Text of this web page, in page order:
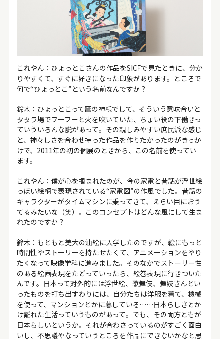
これやん：ひょっとこさんの作品をSICFで見たときに、分か
りやすくて、すぐに好きになった印象があります。ところで
何で“ひょっとこ”という名前なんですか？
鈴木：ひょっとこって竃の神様でして、そういう意味合いと
タタラ場でフーフーと火を吹いていた、ちょい役の下働きっ
ていういろんな説があって。その親しみやすい庶民派な感じ
と、神々しさを合わせ持った作品を作りたかったのがきっか
けで、2011年の初の個展のときから、この名前を使ってい
ます。
これやん：僕が心を掴まれたのが、今の家電と昔話が浮世絵
っぽい絵柄で表現されている“家電図”の作風でした。昔話の
キャラクターがタイムマシンに乗ってきて、えらい目におう
てるみたいな（笑）。このコンセプトはどんな風にして生ま
れたのですか？
鈴木：もともと美大の油絵に入学したのですが、絵にもっと
時間性やストーリーを持たせたくて、アニメーションをやり
たくなって映像学科に進みました。そのなかでストーリー性
のある絵画表現をたどっていったら、絵巻表現に行きついた
んです。日本って対外的には浮世絵、歌舞伎、舞妓さんとい
ったものを打ち出すわりには、自分たちは洋服を着て、機械
を使って、マンションとかに暮している……日本らしさとか
け離れた生活っていうものがあって。でも、その両方ともが
日本らしいというか。それが合わさっているのがすごく面白
いし、不思議やなっていうところを作品にできないかなと思